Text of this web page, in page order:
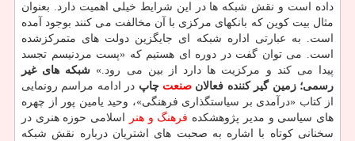
داده است و نقش شبكه ها در این شرایط خیلی اهمیت دارد. بعنوان
مثال بیت كوین كه بانكهای مركزی با آن مخالفت می كنند بوجود آمده
است. به عبارتی اداره شبكه ای جایگزین دولت های متمركزشده
است. می توان گفت در دوره ای هستیم كه «پست مردنیسم تجسد
پیدا می كند و مركزیت ها دارد از بین می رود.» شبكه های غیر
رسمی؛ زمین گیر كننده فعالان صنعت چاپ در ادامه مراسم رونمایی
از كتاب «درآمدی بر سیاستگذاری فرهنگی»، وحید یامین پور از چهره
های سیاسی و مدیر پژوهشكده فرهنگ و هنر
اسلامی حوزه هنری در
سخنانی كوتاه با اشاره به صحبت های اشتریان درباره نقش شبكه